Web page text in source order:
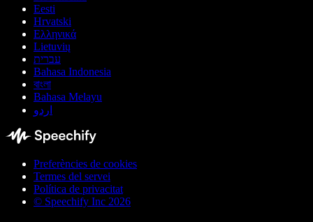
Eesti
Hrvatski
Ελληνικά
Lietuvių
עברית
Bahasa Indonesia
বাংলা
Bahasa Melayu
اردو
Preferències de cookies
Termes del servei
Política de privacitat
© Speechify Inc 2026